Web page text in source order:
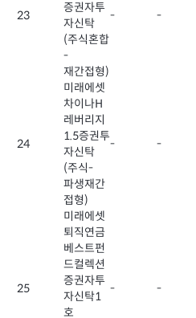
23
증권자투
자신탁
(주식혼합
-
재간접형)
- -
24
미래에셋
차이나H
레버리지
1.5증권투
자신탁
(주식-
파생재간
접형)
- -
25
미래에셋
퇴직연금
베스트펀
드컬렉션
증권자투
자신탁1
호
- -